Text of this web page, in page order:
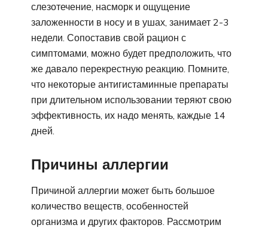
слезотечение, насморк и ощущение
заложенности в носу и в ушах, занимает 2-3
недели. Сопоставив свой рацион с
симптомами, можно будет предположить, что
же давало перекрестную реакцию. Помните,
что некоторые антигистаминные препараты
при длительном использовании теряют свою
эффективность, их надо менять, каждые 14
дней.
Причины аллергии
Причиной аллергии может быть большое
количество веществ, особенностей
организма и других факторов. Рассмотрим